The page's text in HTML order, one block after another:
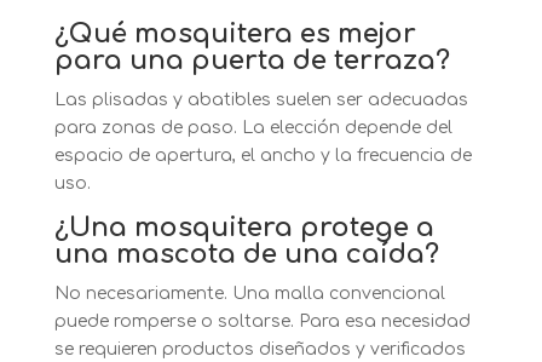
¿Qué mosquitera es mejor
para una puerta de terraza?
Las plisadas y abatibles suelen ser adecuadas
para zonas de paso. La elección depende del
espacio de apertura, el ancho y la frecuencia de
uso.
¿Una mosquitera protege a
una mascota de una caída?
No necesariamente. Una malla convencional
puede romperse o soltarse. Para esa necesidad
se requieren productos diseñados y verificados